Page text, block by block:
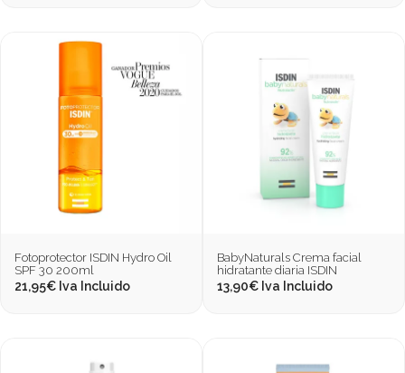
Fotoprotector ISDIN Hydro Oil
SPF 30 200ml
21,95€ Iva Incluido
BabyNaturals Crema facial
hidratante diaria ISDIN
13,90€ Iva Incluido